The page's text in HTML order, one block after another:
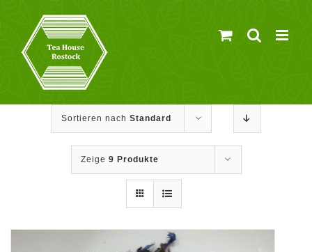
springen
Sortieren nach Standard
Zeige 9 Produkte